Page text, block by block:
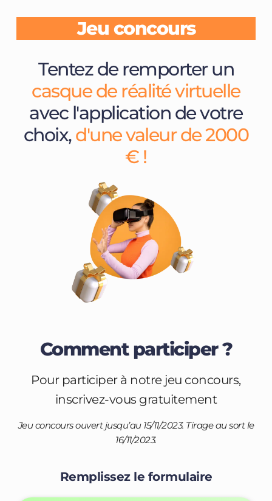
Jeu concours
Tentez de remporter un
casque de réalité virtuelle
avec l'application de votre
choix,d'une valeur de 2000
€ !
Comment participer ?
Pour participer à notre jeu concours,
inscrivez-vous gratuitement
Jeu concours ouvert jusqu’au 15/11/2023. Tirage au sort le
16/11/2023.
Remplissez le formulaire